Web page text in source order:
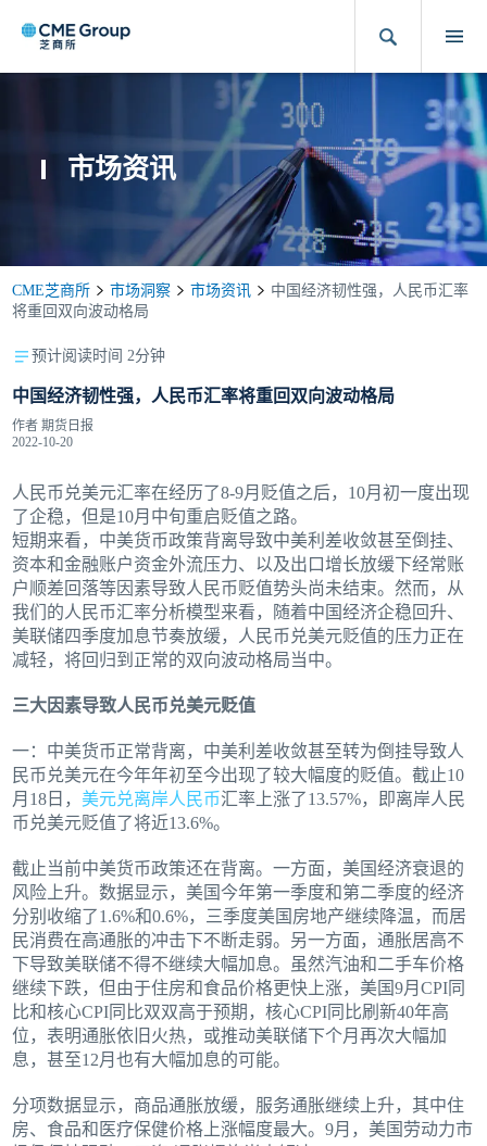
市场资讯
CME芝商所 市场洞察 市场资讯
中国经济韧性强，人民币汇率
将重回双向波动格局
预计阅读时间 2分钟
中国经济韧性强，人民币汇率将重回双向波动格局
作者期货日报
2022-10-20
人民币兑美元汇率在经历了8-9月贬值之后，10月初一度出现
了企稳，但是10月中旬重启贬值之路。
短期来看，中美货币政策背离导致中美利差收敛甚至倒挂、
资本和金融账户资金外流压力、以及出口增长放缓下经常账
户顺差回落等因素导致人民币贬值势头尚未结束。然而，从
我们的人民币汇率分析模型来看，随着中国经济企稳回升、
美联储四季度加息节奏放缓，人民币兑美元贬值的压力正在
减轻，将回归到正常的双向波动格局当中。
三大因素导致人民币兑美元贬值
一：中美货币正常背离，中美利差收敛甚至转为倒挂导致人
民币兑美元在今年年初至今出现了较大幅度的贬值。截止10
月18日， 美元兑离岸人民币汇率上涨了13.57%，即离岸人民
币兑美元贬值了将近13.6%。
截止当前中美货币政策还在背离。一方面，美国经济衰退的
风险上升。数据显示，美国今年第一季度和第二季度的经济
分别收缩了1.6%和0.6%，三季度美国房地产继续降温，而居
民消费在高通胀的冲击下不断走弱。另一方面，通胀居高不
下导致美联储不得不继续大幅加息。虽然汽油和二手车价格
继续下跌，但由于住房和食品价格更快上涨，美国9月CPI同
比和核心CPI同比双双高于预期，核心CPI同比刷新40年高
位，表明通胀依旧火热，或推动美联储下个月再次大幅加
息，甚至12月也有大幅加息的可能。
分项数据显示，商品通胀放缓，服务通胀继续上升，其中住
房、食品和医疗保健价格上涨幅度最大。9月，美国劳动力市